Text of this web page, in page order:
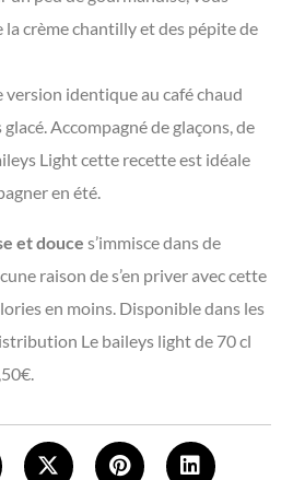
la crème chantilly et des pépite de
version identique au café chaud
Accompagné de glaçons, de
Light cette recette est idéale
en été.
et douce s’immisce dans de
raison de s’en priver avec cette
en moins. Disponible dans les
Le baileys light de 70 cl